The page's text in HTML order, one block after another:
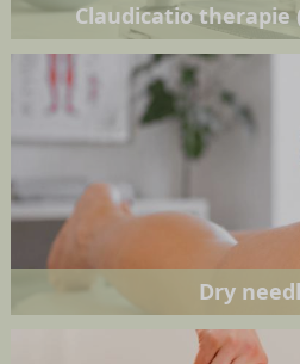
Claudicatio therapie
Dry